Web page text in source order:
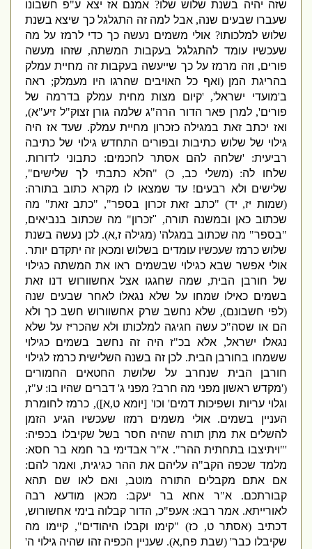
שזה יהיה בשנת שלוש שלו?אמנם אז יצא ע "פ חשבונו
שעברו שבעים שנה,אבל למה זה התגלגל כך שיצא בשנת
שלוש למלכותו?אולי משמים נעשה כך כדי לרמז על מה
שעכשיו עומד להתגלגל בעקבות המשתה,שזהו מעשה
פורים,וזה מרמז על כך שייעשה בעקבות זה מחיית עמלק
בהריגת המן(ואף כל האויבים שהרגו היו מעמלק;ראה
מועדי ישראל', 'קיום מצות מחית עמלק בדרמה של
פורים',למרן פאר הדור הרה"ג שלמה גורן זצוק"ל זיע"א),
ואז יכתב זאת במגילה כזכרון מחיית עמלק.שעד אז היה
גילוי של שלוש כתיבות ובפורים התחדש גילוי של כתיבה
רביעית: 'שלחה להם אסתר לחכמים:כתבוני לדורות.
שלחו לה:
( משלי כב,כ ) " הלא כתבתי לך שלישים",
שלישים ולא רבעים!עד שמצאו לו מקרא כתוב בתורה:
שמות יז ,יד ) "כתב זאת זכרון בספר", " כתב זאת"מה
שכתוב כאן ובמשנה תורה,
"זכרון"מה שכתוב בנביאים,
בספר"מה שכתוב במגלה' (מגילה ז,א).לכן נעשה בשנת
שלוש כרמז שעכשיו עומדים בשלוש ומכאן זה יתקדם יותר.
אולי אפשר שבא כגילוי שבשמים ראו את המשתה כגילוי
של חורבן הבית,שמה שחגגו אצל אחשוורוש דנו זאת
בשמים כאילו שמחו על שלא נגאלו לאחר שבעים שנה
לפי חשבונם),שלא נחשב שרק אחשוורוש חשב כך ולא
הם או שסה"כ עשה חגיגה למלכותו ולא שהכריז על שלא
נגאלו ישראל,אלא בכ"ז היה זה נחשב בשמים כגילוי
ששמחו בחורבן הבית.לכן זה בשנה השלישית כרמז לגילוי
חורבן הבית שנחרב על שלושת החטאים החמורים
מקדש ראשון מפני מה חרב?מפני ג' דברים שהיו בו :ע"ז,
וגלוי עריות ושפיכות דמים'וכו' [יומא ט א]),כרמז לחומרת
העניין בשמים.אולי משמים רמזו שעכשיו הגיע הזמן
להשלים את מתן תורה שהיה חסר בשל שקיבלו בכפיה:
ויתיצבו בתחתית ההר".א "ר אבדימי בר חמא בר חסא:
מלמד שכפה הקב"ה עליהם את ההר כגיגית,ואמר להם:
אם אתם מקבלים התורה מוטב,ואם לאו שם תהא
קבורתכם.א "ר אחא בר יעקב:מכאן מודעא רבה
לאורייתא.אמר רבא:אעפ"כ,הדור קבלוה בימי אחשורוש,
דכתיב(אסתר ט ,כז ) " קימו וקבלו היהודים",קיימו מה
שקיבלו כבר' (שבת פח,א).שעניין הכפיה זהו שהיה גילוי ה